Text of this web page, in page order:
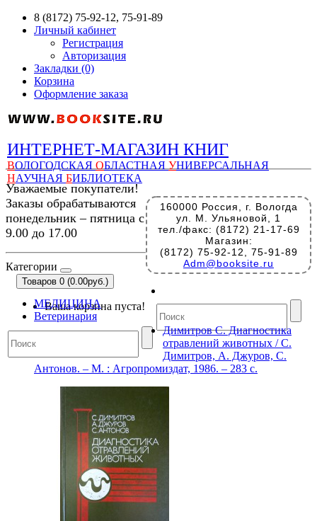
8 (8172) 75-92-12, 75-91-89
Личный кабинет
Регистрация
Авторизация
Закладки (0)
Корзина
Оформление заказа
ИНТЕРНЕТ-МАГАЗИН КНИГ
ВОЛОГОДСКАЯ ОБЛАСТНАЯ УНИВЕРСАЛЬНАЯ
НАУЧНАЯ БИБЛИОТЕКА
160000 Россия, г. Вологда
ул. М. Ульяновой, 1
тел./факс: (8172) 21-17-69
Магазин:
(8172) 75-92-12, 75-91-89
Adm@booksite.ru
Уважаемые покупатели!
Заказы обрабатываются
понедельник – пятница с
9.00 до 17.00
Категории
Товаров 0 (0.00руб.)
Ваша корзина пуста!
МЕДИЦИНА
Ветеринария
Димитров С. Диагностика
отравлений животных / С.
Димитров, А. Джуров, С.
Антонов. – М. : Агропромиздат, 1986. – 283 с.